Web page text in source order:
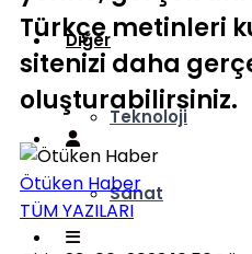
Diğer
Teknoloji
Sanat
Türkçe metinleri
sitenizi daha
oluşturabilirsiniz.
Ötüken Haber
TÜM YAZILARI